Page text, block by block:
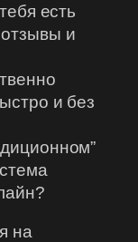
есть
и
и без
на